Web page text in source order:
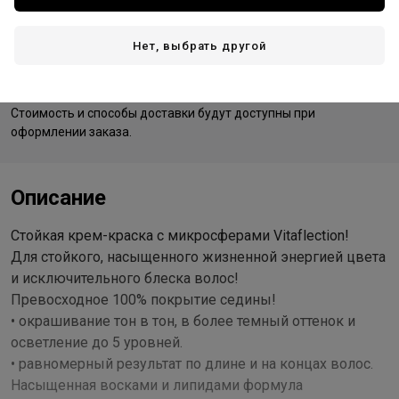
Стоимость и способы доставки будут доступны при
оформлении заказа.
Описание
Стойкая крем-краска с микросферами Vitaflection!
Для стойкого, насыщенного жизненной энергией цвета
и исключительного блеска волос!
Превосходное 100% покрытие седины!
• окрашивание тон в тон, в более темный оттенок и
осветление до 5 уровней.
• равномерный результат по длине и на концах волос.
Насыщенная восками и липидами формула
Нет, выбрать другой